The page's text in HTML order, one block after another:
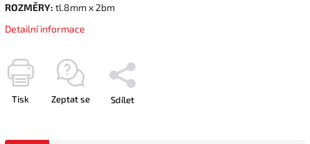
ROZMĚRY: tl.8mm x 2bm
Detailní informace
Tisk Zeptat se Sdílet